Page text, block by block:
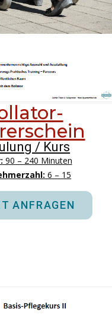
/ Kurs
90 – 240 Minuten
6 – 15
ANFRAGEN